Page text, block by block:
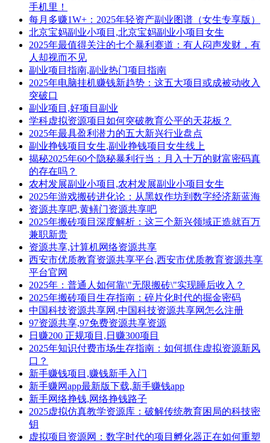
手机里！
每月多赚1W+：2025年轻资产副业图谱（女生专享版）
北京宝妈副业小项目,北京宝妈副业小项目女生
2025年最值得关注的七个暴利赛道：有人闷声发财，有
人却视而不见
副业项目指南,副业热门项目指南
2025年电脑挂机赚钱新趋势：这五大项目或成被动收入
突破口
副业项目,好项目副业
学科虚拟资源项目如何突破教育公平的天花板？
2025年最具盈利潜力的五大新兴行业盘点
副业挣钱项目女生,副业挣钱项目女生线上
揭秘2025年60个隐秘暴利行当：月入十万的财富密码真
的存在吗？
农村发展副业小项目,农村发展副业小项目女生
2025年游戏搬砖进化论：从黑奴作坊到数字经济新蓝海
资源共享吧,黄鳝门资源共享吧
2025年搬砖项目深度解析：这三个新兴领域正造就百万
兼职新贵
资源共享,计算机网络资源共享
西安市优质教育资源共享平台,西安市优质教育资源共享
平台官网
2025年：普通人如何靠\"无限搬砖\"实现睡后收入？
2025年搬砖项目生存指南：碎片化时代的掘金密码
中国科技资源共享网,中国科技资源共享网怎么注册
97资源共享,97免费资源共享资源
日赚200 正规项目,日赚300项目
2025年知识付费市场生存指南：如何抓住虚拟资源新风
口？
新手赚钱项目,赚钱新手入门
新手赚网app最新版下载,新手赚钱app
新手网络挣钱,网络挣钱路子
2025虚拟仿真教学资源库：破解传统教育困局的科技密
钥
虚拟项目资源网：数字时代的项目孵化器正在如何重塑